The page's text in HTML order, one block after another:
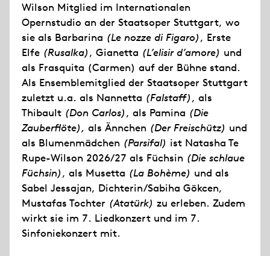
Wilson Mitglied im Internationalen
Opernstudio an der Staatsoper Stuttgart, wo
sie als Barbarina (Le nozze di Figaro), Erste
Elfe (Rusalka), Gianetta (L’elisir d’amore) und
als Frasquita (Carmen) auf der Bühne stand.
Als Ensemblemitglied der Staatsoper Stuttgart
zuletzt u.a. als Nannetta (Falstaff), als
Thibault (Don Carlos), als Pamina (Die
Zauberflöte), als Ännchen (Der Freischütz) und
als Blumenmädchen (Parsifal) ist Natasha Te
Rupe-Wilson 2026/27 als Füchsin (Die schlaue
Füchsin), als Musetta (La Bohème) und als
Sabel Jessajan, Dichterin/Sabiha Gökcen,
Mustafas Tochter (Atatürk) zu erleben. Zudem
wirkt sie im 7. Liedkonzert und im 7.
Sinfoniekonzert mit.